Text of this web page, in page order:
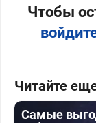
Чтобы
Читайте
Самые